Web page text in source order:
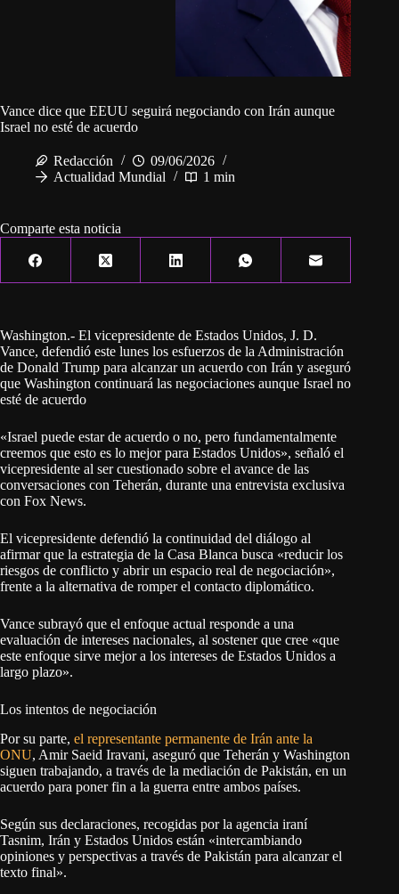
Vance dice que EEUU seguirá negociando con Irán aunque
Israel no esté de acuerdo
Redacción
09/06/2026
Actualidad Mundial
1 min
Comparte esta noticia
Washington.- El vicepresidente de Estados Unidos, J. D.
Vance, defendió este lunes los esfuerzos de la Administración
de Donald Trump para alcanzar un acuerdo con Irán y aseguró
que Washington continuará las negociaciones aunque Israel no
esté de acuerdo
«Israel puede estar de acuerdo o no, pero fundamentalmente
creemos que esto es lo mejor para Estados Unidos», señaló el
vicepresidente al ser cuestionado sobre el avance de las
conversaciones con Teherán, durante una entrevista exclusiva
con Fox News.
El vicepresidente defendió la continuidad del diálogo al
afirmar que la estrategia de la Casa Blanca busca «reducir los
riesgos de conflicto y abrir un espacio real de negociación»,
frente a la alternativa de romper el contacto diplomático.
Vance subrayó que el enfoque actual responde a una
evaluación de intereses nacionales, al sostener que cree «que
este enfoque sirve mejor a los intereses de Estados Unidos a
largo plazo».
Los intentos de negociación
Por su parte, el representante permanente de Irán ante la
ONU, Amir Saeid Iravani, aseguró que Teherán y Washington
siguen trabajando, a través de la mediación de Pakistán, en un
acuerdo para poner fin a la guerra entre ambos países.
Según sus declaraciones, recogidas por la agencia iraní
Tasnim, Irán y Estados Unidos están «intercambiando
opiniones y perspectivas a través de Pakistán para alcanzar el
texto final».